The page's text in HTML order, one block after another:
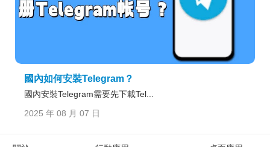
國內如何安裝Telegram？
國內安裝Telegram需要先下載Tel...
2025 年 08 月 07 日